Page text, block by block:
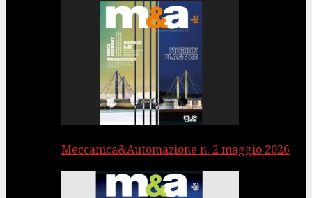
Meccanica&Automazione n. 2 maggio 2026